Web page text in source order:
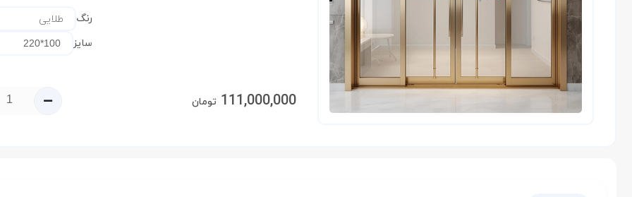
رنگ
سایز
111,000,000 تومان